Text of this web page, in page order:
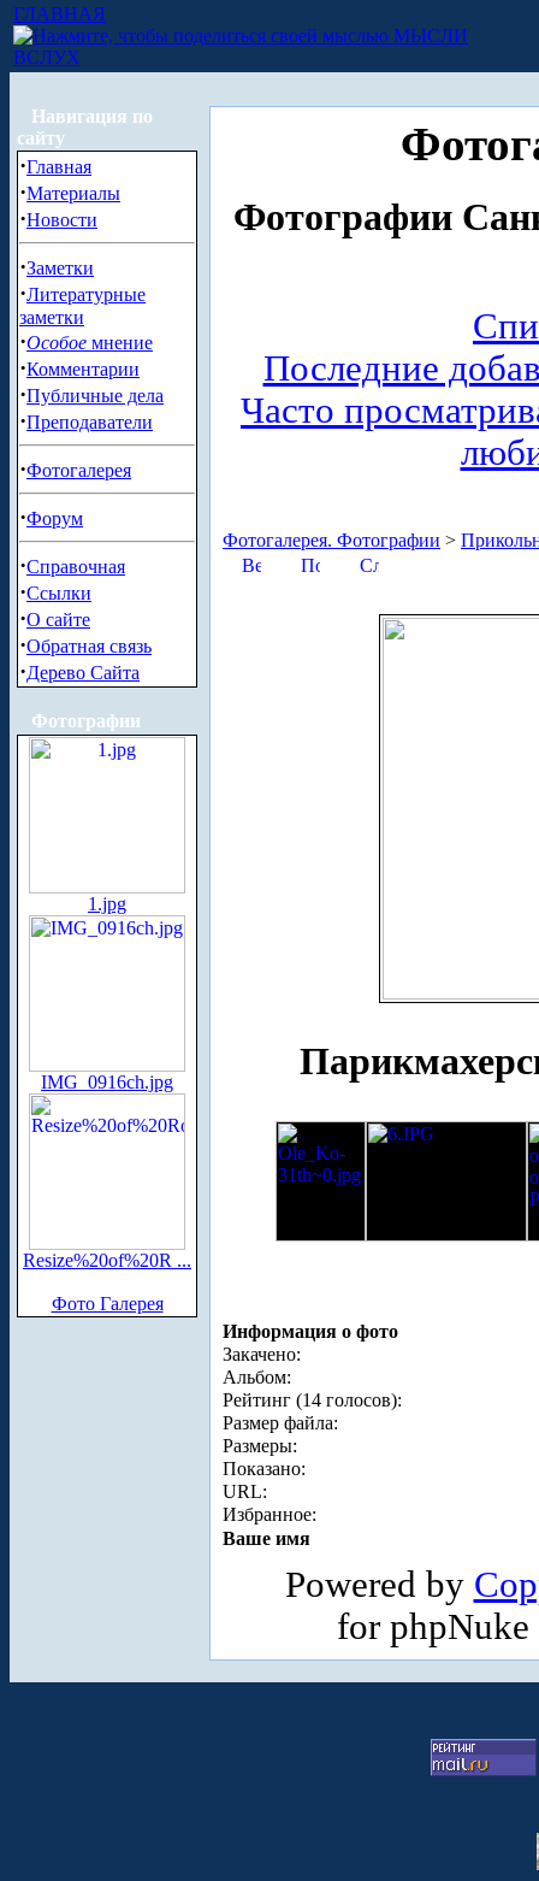
ГЛАВНАЯ
МЫСЛИ
ВСЛУХ
Навигация по
сайту
·Главная
·Материалы
·Новости
·Заметки
·Литературные
заметки
·Особое мнение
·Комментарии
·Публичные дела
·Преподаватели
·Фотогалерея
·Форум
·Справочная
·Ссылки
·О сайте
·Обратная связь
·Дерево Сайта
Фотографии
1.jpg
IMG_0916ch.jpg
Resize%20of%20R ...
Фото Галерея
Фотографии
Последние
Часто
Фотогалерея. Фотографии >
Информация о фото
Закачено:
Альбом:
Рейтинг (14 голосов):
Размер файла:
Размеры:
Показано:
URL:
Избранное:
Ваше имя
Powered by
for